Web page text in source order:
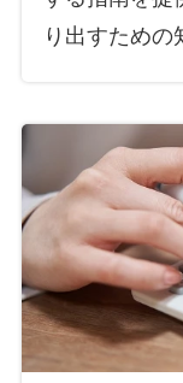
り出すための